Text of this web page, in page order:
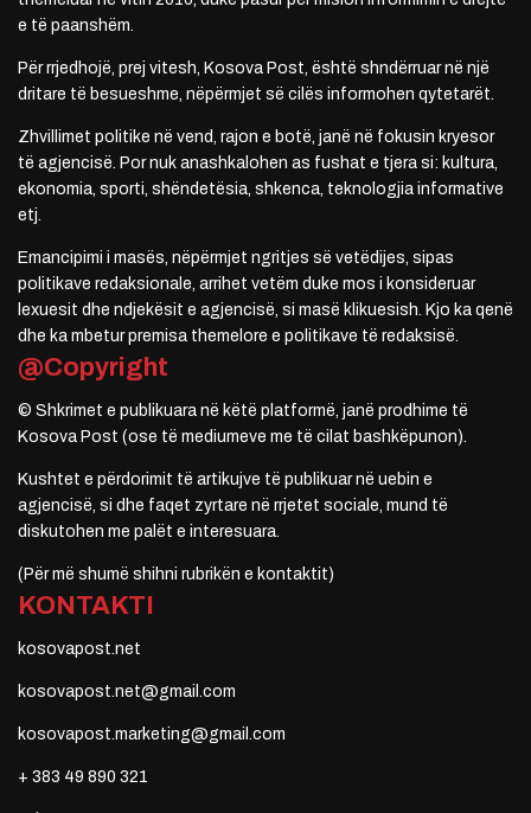
e të paanshëm.
Për rrjedhojë, prej vitesh, Kosova Post, është shndërruar në një
dritare të besueshme, nëpërmjet së cilës informohen qytetarët.
Zhvillimet politike në vend, rajon e botë, janë në fokusin kryesor
të agjencisë. Por nuk anashkalohen as fushat e tjera si: kultura,
ekonomia, sporti, shëndetësia, shkenca, teknologjia informative
etj.
Emancipimi i masës, nëpërmjet ngritjes së vetëdijes, sipas
politikave redaksionale, arrihet vetëm duke mos i konsideruar
lexuesit dhe ndjekësit e agjencisë, si masë klikuesish. Kjo ka qenë
dhe ka mbetur premisa themelore e politikave të redaksisë.
@Copyright
© Shkrimet e publikuara në këtë platformë, janë prodhime të
Kosova Post (ose të mediumeve me të cilat bashkëpunon).
Kushtet e përdorimit të artikujve të publikuar në uebin e
agjencisë, si dhe faqet zyrtare në rrjetet sociale, mund të
diskutohen me palët e interesuara.
(Për më shumë shihni rubrikën e kontaktit)
KONTAKTI
kosovapost.net
kosovapost.net@gmail.com
kosovapost.marketing@gmail.com
+ 383 49 890 321